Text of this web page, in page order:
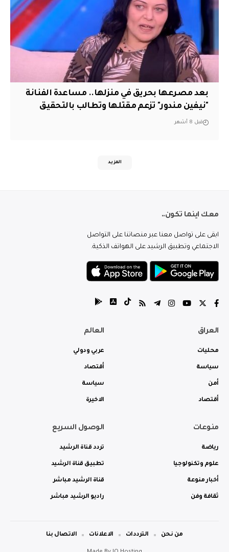
بعد مصرعها بحريق في منزلها.. مساعدة الفنانة
"نيفين مندور" تزعم مقتلها وتطالب بالتحقيق
قبل 8 أشهر
المزيد
معك اينما تكون..
ابقى على تواصل معنا عبر منصاتنا على التواصل
الاجتماعي وتطبيق الرشيد على الهواتف الذكية.
العراق
محليات
سياسة
أمن
أقتصاد
العالم
عربي ودولي
أقتصاد
سياسة
الاخيرة
منوعات
رياضة
علوم وتكنولوجيا
أخبار منوعة
ثقافة وفن
الوصول السريع
تردد قناة الرشيد
تطبيق قناة الرشيد
قناة الرشيد مباشر
راديو الرشيد مباشر
من نحن الترددات الاعلانات الاتصال بنا